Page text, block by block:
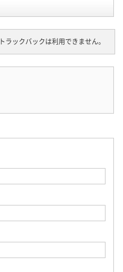
トラックバックは利用できません。